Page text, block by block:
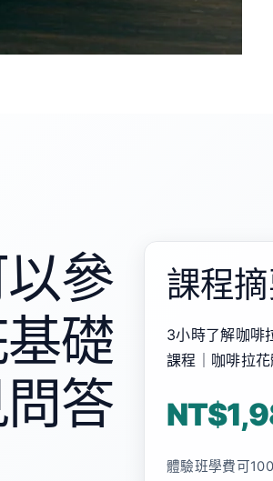
參
礎
答
課程
3小時了解咖啡
課程｜咖啡拉
體驗班學費可